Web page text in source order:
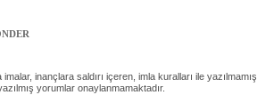
inançlara saldırı içeren, imla kuralları ile yazılmamış,
yorumlar onaylanmamaktadır.